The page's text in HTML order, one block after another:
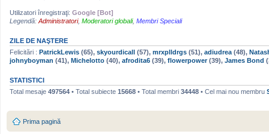
Utilizatori înregistraţi: Google [Bot]
Legendă: Administratori, Moderatori globali, Membri Speciali
ZILE DE NAŞTERE
Felicitări : PatrickLewis (65), skyourdicall (57), mrxplldrgs (51), adiudrea (48),
johnyboyman (41), Michelotto (40), afrodita6 (39), flowerpower(39), James Bond
STATISTICI
Total mesaje 497564 • Total subiecte 15668 • Total membri 34448 • Cel mai nou membru
Prima pagină